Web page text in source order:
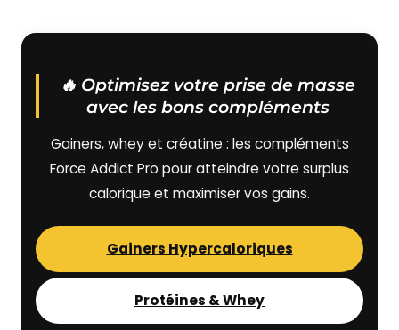
🔥 Optimisez votre prise de masse
avec les bons compléments
Gainers, whey et créatine : les compléments
Force Addict Pro pour atteindre votre surplus
calorique et maximiser vos gains.
Gainers Hypercaloriques
Protéines & Whey